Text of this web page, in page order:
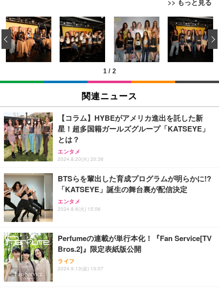
>> もっと見る
[EdoErgo] オフィスチェア 椅子 テレワーク 疲れな
い 跳ね上げ式アームレスト コンパクト 約105度ロッ
キング pc 事務椅子 360度回転 座面昇降 強化ナイロ
ン樹脂ベース 通気性メッシュ 在宅ワーク H-WY01
(黒網+黒枠+黒足)
￥5,699
SIHOO B100 オフィスチェア／デスクチェア メッシ
ュチェア 人間工学 疲れない ブラック
￥27,999
Sezlife オフィスチェア デスクチェア 疲れない テレ
ワーク チェア 強化バックレスト 30度ロッキング機
能 人間工学 椅子 腰サポート 90度跳ね上げ式アーム
レスト 3Dヘッドレスト ハンガー付き 高反発クッシ
務用 おしゃれ パソコンチェア (ブラック)
Sezlife オフィスチェア デスクチェア 疲れない テレ
ワーク チェア 強化バックレスト 30度ロッキング機
能 人間工学 椅子 腰サポート 90度跳ね上げ式アーム
務用 おしゃれ パソコンチェア (ホワイト)
ANDWINT オフィスチェア デスクチェア 肘なし メ
ッシュ 通気性 ランバーサポート付き 腰サポート ガ
ス圧無段階昇降 360度回転 キャスター付き コンパク
EIZO ビジネス向けプレミアムモニター | FlexScan
EV3240X-WT | 31.5型4K UHD・USB Type-C・ホワ
イト
￥105,595
EIZO ビジネス向けプレミアムモニター | FlexScan
￥109,572
【純正品】27"ゲーミングモニター DualSense 充電
フック付き（CFI-ZDM1J）
￥49,979
【整備済み品】Dell E2724HS 27インチ 液晶モニタ
ー フルHD（1920×1080）VA 非光沢 HDMI/DisplayP
ort/VGA スピーカー内蔵 高さ調整 スイベル VESA対
【MiniLED/24.5inch/280Hz/FHD】GRAPHT THE S
HOOTER Gaming Monitor 24” Essential ゲーミン
グモニター QD 24.5インチ 1ms FHD 量子ドット 残
Amazonベーシック ペットシーツ 薄型 レギュラー 1
回使い捨て 無香料 ホワイト 300枚
￥3,373
Amazonベーシック ペットシーツ 厚型 ワイド 42枚
x2袋(84枚) ホワイト(吸収面:ライトブルー)
￥3,234
ネオ・ルーライフ ネオ・オムツ L 中型犬用 26枚入
り 単品
￥1,800
Smart Basic(スマートベーシック) 【Amazon.co.jp
限定】 Smart Basic アイリスオーヤマ ペットシーツ
超厚型 お徳用 ワイド 100枚入 (x 1) (ケース販売)
アイリスオーヤマ ペットシーツ 超厚型 お徳用 レギ
ュラー 200枚入【Amazon.co.jp限定】
1 / 2
‹
関連ニュース
【コラム】HYBEがアメリカ進出を託した新
星！超多国籍ガールズグループ「KATSEYE」
とは？
エンタメ
2024.8.20(火) 20:36
BTSらを輩出した育成プログラムが明らかに!?
「KATSEYE」誕生の舞台裏が配信決定
エンタメ
2024.8.6(火) 15:06
Perfumeの連載が単行本化！『Fan Service[TV
Bros.2]』限定表紙版公開
ライフ
2024.9.13(金) 10:07